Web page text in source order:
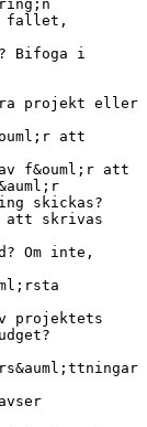
fallet,
Bifoga i
projekt eller
att
f&ouml;r att
skickas?
att skrivas
Om inte,
projektets